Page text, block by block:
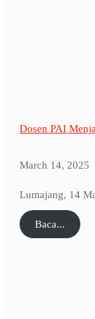
Dosen PAI
March 14, 2025
Lumajang, 14
Baca...